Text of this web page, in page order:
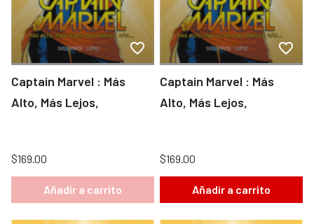
Captain Marvel : Más
Alto, Más Lejos,
$169.00
Añadir a carrito
Captain Marvel : Más
Alto, Más Lejos,
$169.00
Añadir a carrito